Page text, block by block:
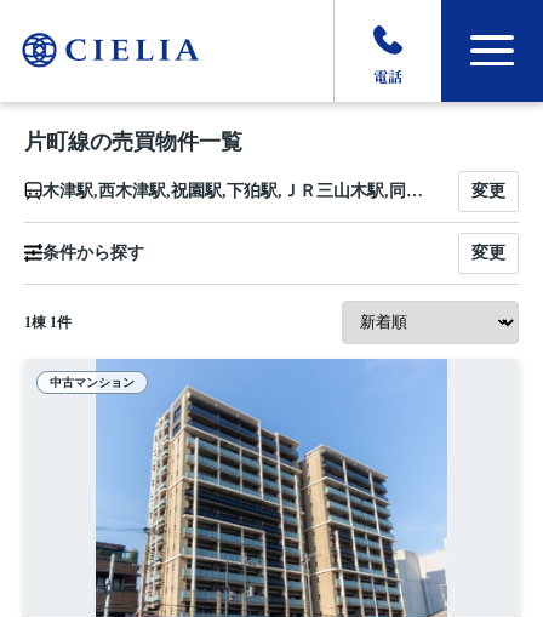
電話
片町線の売買物件一覧
木津駅,西木津駅,祝園駅,下狛駅,ＪＲ三山木駅,同志社前駅,京田辺駅,大住駅,松井山手駅,長尾駅,藤阪駅,津田駅,河内磐船駅,星田駅,寝屋川公園駅,忍ケ丘駅,四条畷駅,野崎駅,住道駅,鴻池新田駅,徳庵駅,放出駅,鴫野駅,京橋駅 変更
条件から探す 変更
1棟 1件
中古マンション